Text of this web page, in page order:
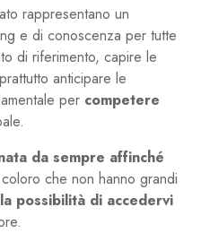
rappresentano un
e di conoscenza per tutte
di riferimento, capire le
anticipare le
per competere
da sempre affinché
che non hanno grandi
possibilità di accedervi